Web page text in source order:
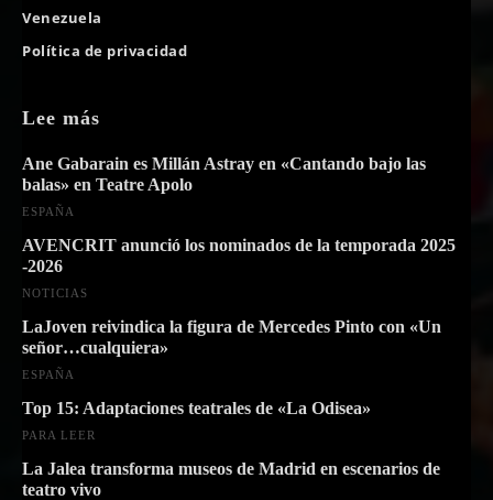
Venezuela
Política de privacidad
Lee más
Ane Gabarain es Millán Astray en «Cantando bajo las
balas» en Teatre Apolo
ESPAÑA
AVENCRIT anunció los nominados de la temporada 2025
-2026
NOTICIAS
LaJoven reivindica la figura de Mercedes Pinto con «Un
señor…cualquiera»
ESPAÑA
Top 15: Adaptaciones teatrales de «La Odisea»
PARA LEER
La Jalea transforma museos de Madrid en escenarios de
teatro vivo